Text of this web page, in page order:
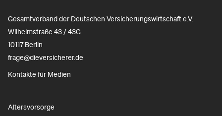
Gesamtverband der Deutschen Versicherungswirtschaft e.V.
Wilhelmstraße 43 / 43G
10117 Berlin
frage@dieversicherer.de
Kontakte für Medien
Altersvorsorge